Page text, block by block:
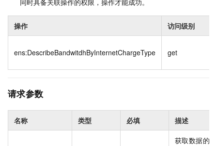
同时具备关联操作的权限，操作才能成功。
操作 访问级别
ens:DescribeBandwitdhByInternetChargeType get
请求参数
名称 类型 必填 描述
获取数据的